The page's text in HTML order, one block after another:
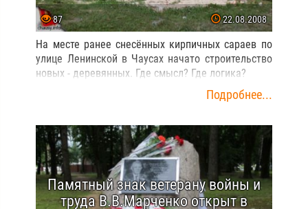
87 22.08.2008
На месте ранее снесённых кирпичных сараев по
улице Ленинской в Чаусах начато строительство
новых - деревянных. Где смысл? Где логика?
Подробнее...
Памятный знак ветерану войны и
труда В.В.Марченко открыт в